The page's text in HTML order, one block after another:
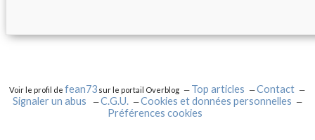
Voir le profil defean73 sur le portail Overblog Top articles
Contact
Signaler un abus
C.G.U.
Cookies et données personnelles
Préférences cookies